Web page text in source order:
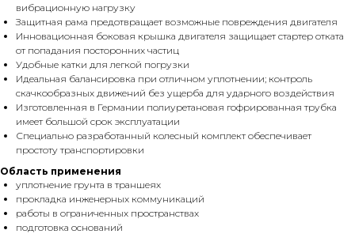
вибрационную нагрузку
Защитная рама предотвращает возможные повреждения двигателя
Инновационная боковая крышка двигателя защищает стартер отката
от попадания посторонних частиц
Удобные катки для легкой погрузки
Идеальная балансировка при отличном уплотнении; контроль
скачкообразных движений без ущерба для ударного воздействия
Изготовленная в Германии полиуретановая гофрированная трубка
имеет большой срок эксплуатации
Специально разработанный колесный комплект обеспечивает
простоту транспортировки
Область применения
уплотнение грунта в траншеях
прокладка инженерных коммуникаций
работы в ограниченных пространствах
подготовка оснований